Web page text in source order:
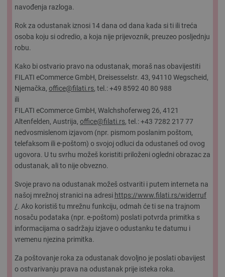
navođenja razloga.
Rok za odustanak iznosi 14 dana od dana kada si ti ili treća
osoba koju si odredio, a koja nije prijevoznik, preuzeo posljednju
robu.
Kako bi ostvario pravo na odustanak, moraš nas obavijestiti
FILATI eCommerce GmbH, Dreisesselstr. 43, 94110 Wegscheid,
Njemačka, office@filati.rs, tel.: +49 8592 40 80 988
ili
FILATI eCommerce GmbH, Walchshoferweg 26, 4121
Altenfelden, Austrija, office@filati.rs, tel.: +43 7282 217 77
nedvosmislenom izjavom (npr. pismom poslanim poštom,
telefaksom ili e-poštom) o svojoj odluci da odustaneš od ovog
ugovora. U tu svrhu možeš koristiti priloženi ogledni obrazac za
odustanak, ali to nije obvezno.
Svoje pravo na odustanak možeš ostvariti i putem interneta na
našoj mrežnoj stranici na adresi https://www.filati.rs/widerruf
/. Ako koristiš tu mrežnu funkciju, odmah će ti se na trajnom
nosaču podataka (npr. e-poštom) poslati potvrda primitka s
informacijama o sadržaju izjave o odustanku te datumu i
vremenu njezina primitka.
Za poštovanje roka za odustanak dovoljno je poslati obavijest
o ostvarivanju prava na odustanak prije isteka roka.